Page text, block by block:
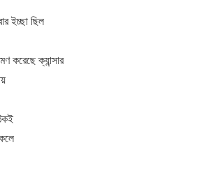
ইচ্ছা ছিল
করেছে ক্যান্সার